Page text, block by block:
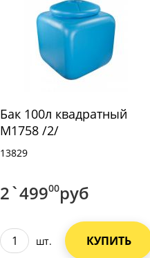
Бак 100л квадратный
М1758 /2/
13829
2`49900руб
шт. КУПИТЬ